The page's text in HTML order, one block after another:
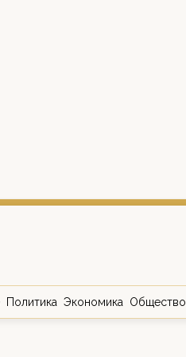
Политика Экономика Общество